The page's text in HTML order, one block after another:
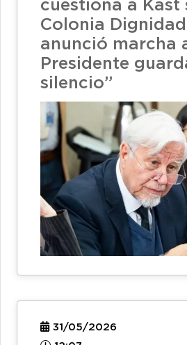
cuestiona a Kast
Colonia
anunció marcha
Presidente
silencio”
31/05/2026